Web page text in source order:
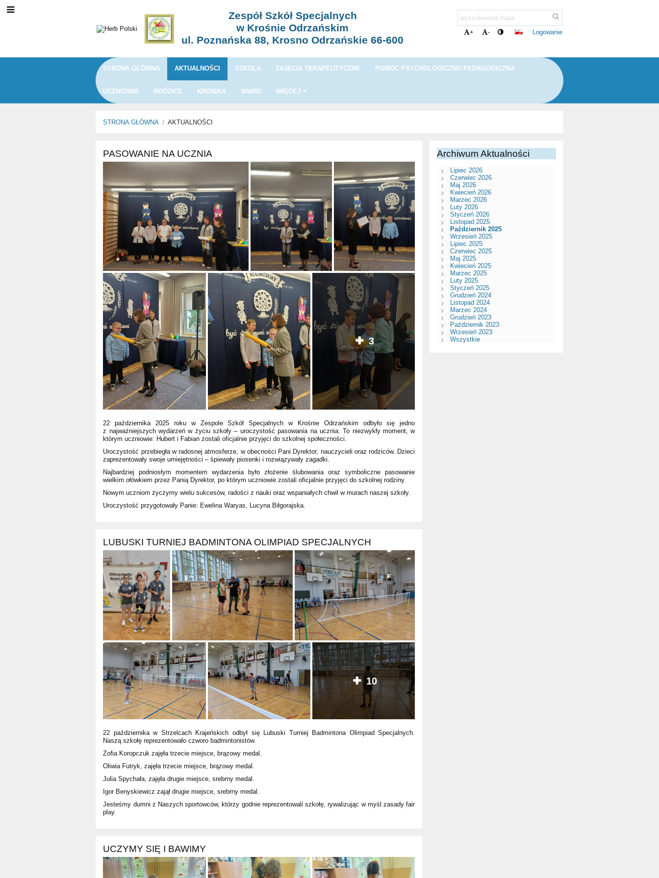
Zespół Szkół Specjalnych
w Krośnie Odrzańskim
ul. Poznańska 88, Krosno Odrzańskie 66-600
+ - Logowanie
STRONA GŁÓWNA AKTUALNOŚCI SZKOŁA ZAJĘCIA TERAPEUTYCZNE POMOC PSYCHOLOGICZNO-PEDAGOGICZNA
UCZNIOWIE RODZICE KRONIKA WWRD WIĘCEJ
STRONA GŁÓWNA / AKTUALNOŚCI
PASOWANIE NA UCZNIA
3
22 października 2025 roku w Zespole Szkół Specjalnych w Krośnie Odrzańskim odbyło się jedno
z najważniejszych wydarzeń w życiu szkoły – uroczystość pasowania na ucznia. To niezwykły moment, w
którym uczniowie: Hubert i Fabian zostali oficjalnie przyjęci do szkolnej społeczności.
Uroczystość przebiegła w radosnej atmosferze, w obecności Pani Dyrektor, nauczycieli oraz rodziców. Dzieci
zaprezentowały swoje umiejętności – śpiewały piosenki i rozwiązywały zagadki.
Najbardziej podniosłym momentem wydarzenia było złożenie ślubowania oraz symboliczne pasowanie
wielkim ołówkiem przez Panią Dyrektor, po którym uczniowie zostali oficjalnie przyjęci do szkolnej rodziny.
Nowym uczniom życzymy wielu sukcesów, radości z nauki oraz wspaniałych chwil w murach naszej szkoły.
Uroczystość przygotowały Panie: Ewelina Waryas, Lucyna Biłgorajska.
LUBUSKI TURNIEJ BADMINTONA OLIMPIAD SPECJALNYCH
10
22 października w Strzelcach Krajeńskich odbył się Lubuski Turniej Badmintona Olimpiad Specjalnych.
Naszą szkołę reprezentowało czworo badmintonistów.
Zofia Koropczuk zajęła trzecie miejsce, brązowy medal.
Oliwia Futryk, zajęła trzecie miejsce, brązowy medal.
Julia Spychała, zajęła drugie miejsce, srebrny medal.
Igor Benyskiewicz zajął drugie miejsce, srebrny medal.
Jesteśmy dumni z Naszych sportowców, którzy godnie reprezentowali szkołę, rywalizując w myśl zasady fair
play.
UCZYMY SIĘ I BAWIMY
Archiwum Aktualności
Lipiec 2026
Czerwiec 2026
Maj 2026
Kwiecień 2026
Marzec 2026
Luty 2026
Styczeń 2026
Listopad 2025
Październik 2025
Wrzesień 2025
Lipiec 2025
Czerwiec 2025
Maj 2025
Kwiecień 2025
Marzec 2025
Luty 2025
Styczeń 2025
Grudzień 2024
Listopad 2024
Marzec 2024
Grudzień 2023
Październik 2023
Wrzesień 2023
Wszystkie